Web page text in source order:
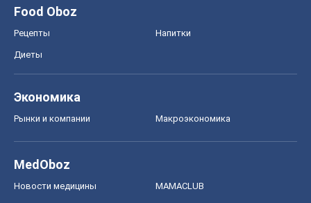
Food Oboz
Рецепты Напитки
Диеты
Экономика
Рынки и компании Mакроэкономика
MedOboz
Новости медицины MAMACLUB